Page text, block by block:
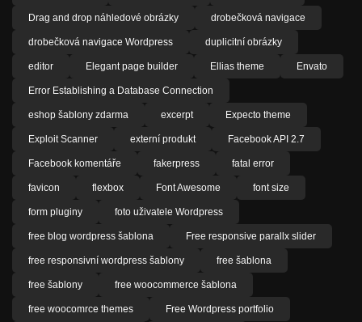
Drag and drop náhledové obrázky drobečková navigace
drobečková navigace Wordpress duplicitní obrázky
editor Elegant page builder Ellias theme Envato
Error Establishing a Database Connection
eshop šablony zdarma excerpt Expecto theme
Exploit Scanner externí produkt Facebook API 2.7
Facebook komentáře fakerpress fatal error
favicon flexbox Font Awesome font size
form pluginy foto uživatele Wordpress
free blog wordpress šablona Free responsive parallx slider
free responsivní wordpress šablony free šablona
free šablony free woocommerce šablona
free woocomrce themes Free Wordpress portfolio